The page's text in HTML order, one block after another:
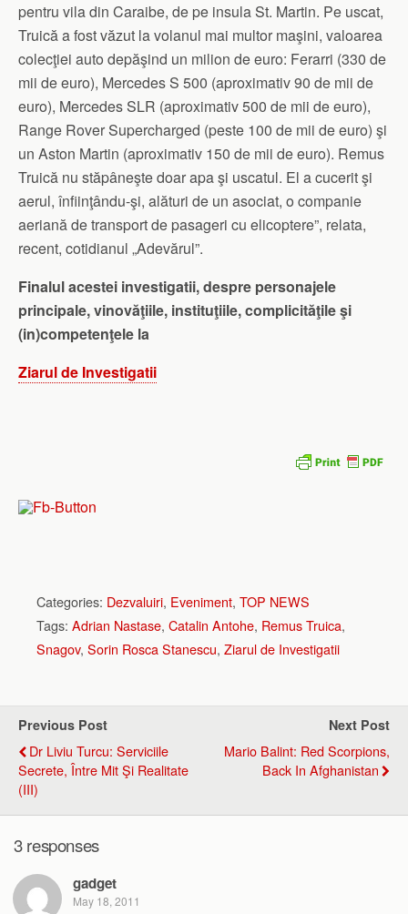
pentru vila din Caraibe, de pe insula St. Martin. Pe uscat,
Truică a fost văzut la volanul mai multor maşini, valoarea
colecţiei auto depăşind un milion de euro: Ferarri (330 de
mii de euro), Mercedes S 500 (aproximativ 90 de mii de
euro), Mercedes SLR (aproximativ 500 de mii de euro),
Range Rover Supercharged (peste 100 de mii de euro) şi
un Aston Martin (aproximativ 150 de mii de euro). Remus
Truică nu stăpâneşte doar apa şi uscatul. El a cucerit şi
aerul, înfiinţându-şi, alături de un asociat, o companie
aeriană de transport de pasageri cu elicoptere”, relata,
recent, cotidianul „Adevărul”.
Finalul acestei investigatii, despre personajele
principale, vinovăţiile, instituţiile, complicităţile şi
(in)competenţele la
Ziarul de Investigatii
Categories: Dezvaluiri, Eveniment, TOP NEWS
Tags: Adrian Nastase, Catalin Antohe, Remus Truica,
Snagov, Sorin Rosca Stanescu, Ziarul de Investigatii
Previous Post
Dr Liviu Turcu: Serviciile
Secrete, Între Mit Şi Realitate
(III)
Next Post
Mario Balint: Red Scorpions,
Back In Afghanistan
3 responses
gadget
May 18, 2011